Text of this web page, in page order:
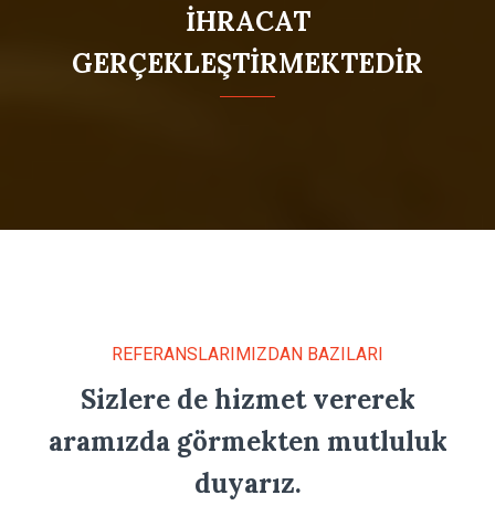
İHRACAT
GERÇEKLEŞTİRMEKTEDİR
REFERANSLARIMIZDAN BAZILARI
Sizlere de hizmet vererek
aramızda görmekten mutluluk
duyarız.